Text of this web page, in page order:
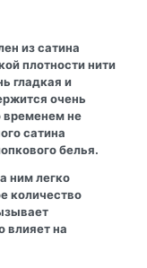
из сатина
плотности нити
гладкая и
очень
временем не
сатина
белья.
ним легко
количество
влияет на